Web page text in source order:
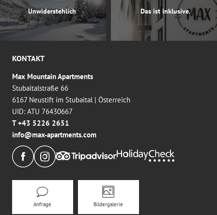
Unwiderstehlich Das ist inklusive.
KONTAKT
Max Mountain Apartments
Stubaitalstraße 66
6167 Neustift im Stubaital | Österreich
UID: ATU 76430667
T +43 5226 2651
info@max-apartments.com
Anfrage Bildergalerie